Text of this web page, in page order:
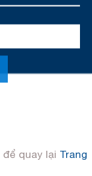
để quay lại Trang